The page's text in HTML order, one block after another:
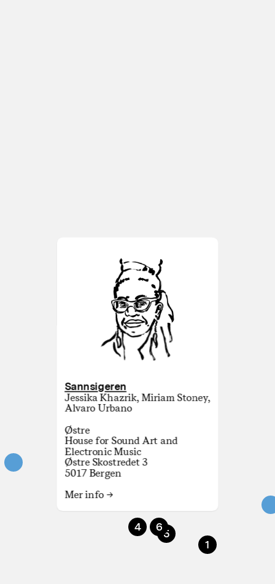
8
4
5
6
1
Sannsigeren
Jessika Khazrik, Miriam Stoney,
Alvaro Urbano
Østre
House for Sound Art and
Electronic Music
Østre Skostredet 3
5017 Bergen
Mer info →